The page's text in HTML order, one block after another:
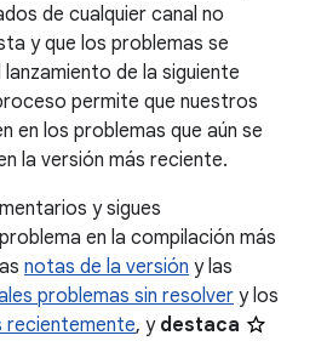
de cualquier canal no
y que los problemas se
de la siguiente
permite que nuestros
en los problemas que aún se
la versión más reciente.
y sigues
en la compilación más
notas de la versión y las
problemas sin resolver y los
recientemente, y destaca